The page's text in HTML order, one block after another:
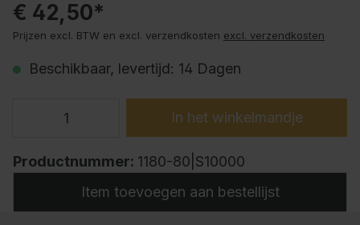
€ 42,50*
Prijzen excl. BTW en excl. verzendkosten excl. verzendkosten
Beschikbaar, levertijd: 14 Dagen
In het winkelmandje
Productnummer: 1180-80|S10000
Item toevoegen aan bestellijst